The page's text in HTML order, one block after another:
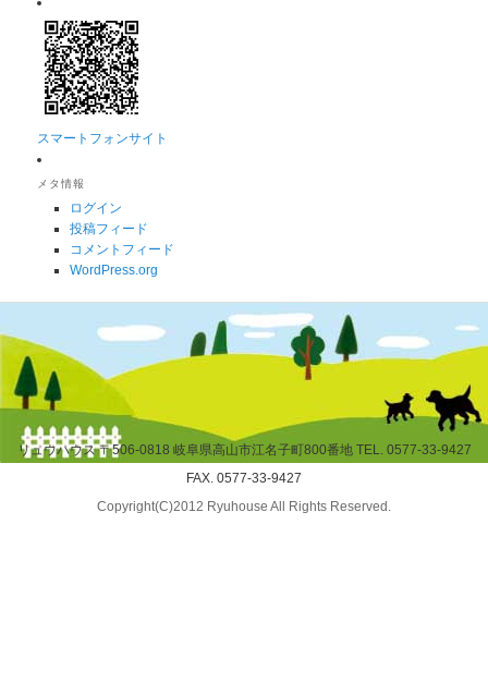
スマートフォンサイト
メタ情報
ログイン
投稿フィード
コメントフィード
WordPress.org
リュウハウス 〒506-0818 岐阜県高山市江名子町800番地 TEL. 0577-33-9427
FAX. 0577-33-9427
Copyright(C)2012 Ryuhouse All Rights Reserved.